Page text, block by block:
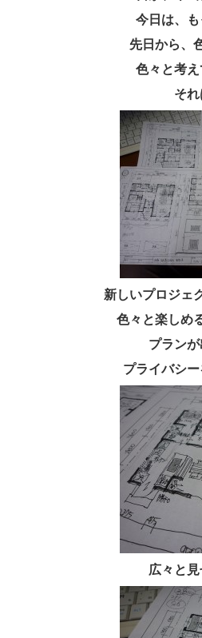
今日は、
先日から、
色々と考え
それ
新しいプロジェ
色々と楽しめ
プランが
プライバシ
広々と見